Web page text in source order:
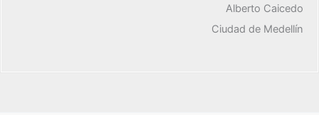
Alberto Caicedo
Ciudad de Medellín